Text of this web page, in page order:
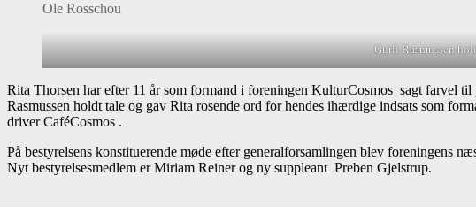
Ole Rosschou
Gurli Rasmussen
Rita Thorsen har efter 11 år som formand i foreningen KulturCosmos sagt farvel
Rasmussen holdt tale og gav Rita rosende ord for hendes ihærdige indsats som
driver CaféCosmos .
På bestyrelsens konstituerende møde efter generalforsamlingen blev foreningens
Nyt bestyrelsesmedlem er Miriam Reiner og ny suppleant Preben Gjelstrup.